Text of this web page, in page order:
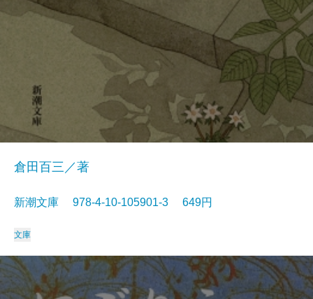
倉田百三／著
新潮文庫 978-4-10-105901-3 649円
文庫